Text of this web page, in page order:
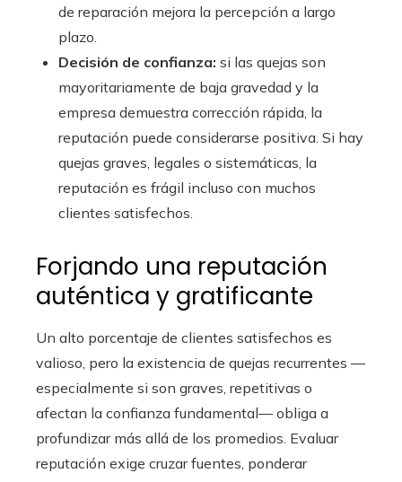
de reparación mejora la percepción a largo
plazo.
Decisión de confianza: si las quejas son
mayoritariamente de baja gravedad y la
empresa demuestra corrección rápida, la
reputación puede considerarse positiva. Si hay
quejas graves, legales o sistemáticas, la
reputación es frágil incluso con muchos
clientes satisfechos.
Forjando una reputación
auténtica y gratificante
Un alto porcentaje de clientes satisfechos es
valioso, pero la existencia de quejas recurrentes —
especialmente si son graves, repetitivas o
afectan la confianza fundamental— obliga a
profundizar más allá de los promedios. Evaluar
reputación exige cruzar fuentes, ponderar